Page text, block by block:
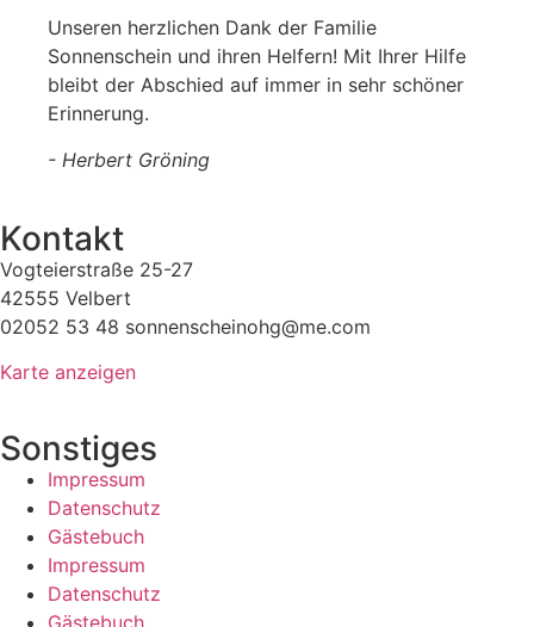
Unseren herzlichen Dank der Familie
Sonnenschein und ihren Helfern! Mit Ihrer Hilfe
bleibt der Abschied auf immer in sehr schöner
Erinnerung.
- Herbert Gröning
Kontakt
Vogteierstraße 25-27
42555 Velbert
02052 53 48 sonnenscheinohg@me.com
Karte anzeigen
Sonstiges
Impressum
Datenschutz
Gästebuch
Impressum
Datenschutz